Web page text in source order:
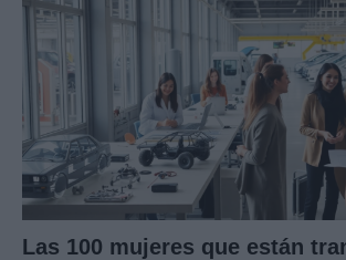
Las 100 mujeres que están